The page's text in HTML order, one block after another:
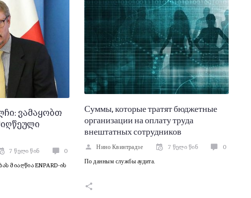
ვამაყობთ
7 წელი წინ 0
მიაღწია ENPARD-ის
Суммы, которые тратят бюджетные
организации на оплату труда
внештатных сотрудников
Нино Квинтрадзе 7 წელი წინ 0
По данным службы аудита.